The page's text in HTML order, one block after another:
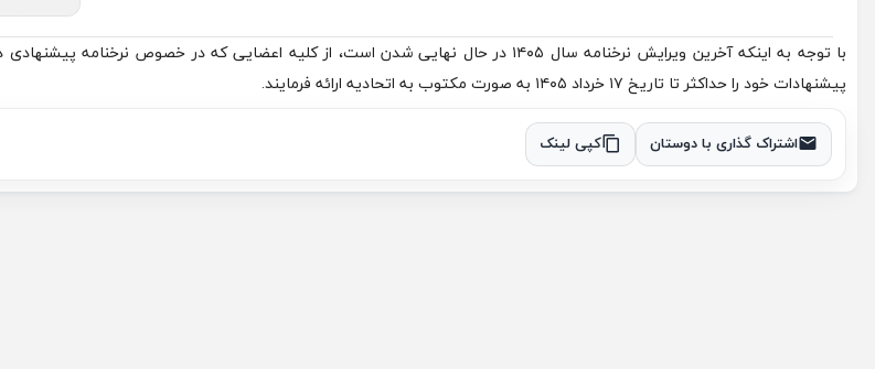
با توجه به اینکه آخرین ویرایش نرخنامه سال ۱۴۰۵ در حال نهایی شدن است، از کلیه اعضایی که در خصوص
پیشنهادات خود را حداکثر تا تاریخ ۱۷ خرداد ۱۴۰۵ به صورت مکتوب به اتحادیه ارائه فرمایند.
اشتراک گذاری با دوستان کپی لینک